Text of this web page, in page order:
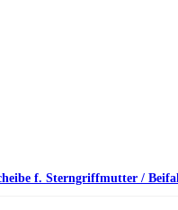
f. Sterngriffmutter /